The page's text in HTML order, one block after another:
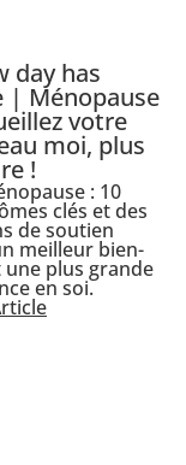
day has
| Ménopause
votre
moi, plus
!
: 10
clés et des
de soutien
meilleur bien-
plus grande
en soi.